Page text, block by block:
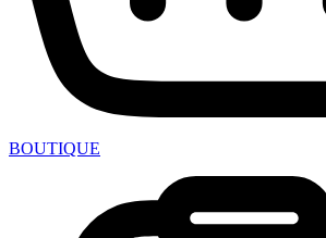
BOUTIQUE